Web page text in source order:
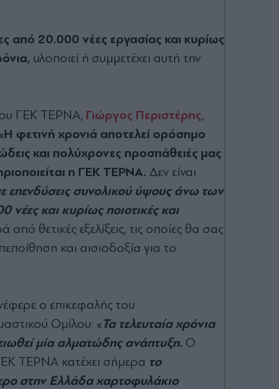
από 20.000 νέες εργασίας και κυρίως
υλοποιεί ή συμμετέχει αυτή την
ΓΕΚ ΤΕΡΝΑ, Γιώργος Περιστέρης,
Η φετινή χρονιά αποτελεί ορόσημο
και πολύχρονες προσπάθειές μας
η ΓΕΚ ΤΕΡΝΑ. Δεν είναι
επενδύσεις συνολικού ύψους άνω των
και κυρίως ποιοτικές και
από θετικές εξελίξεις, τις οποίες θα σας
και αισιοδοξία για το
ο επικεφαλής του
Ομίλου: «Τα τελευταία χρόνια
μία αλματώδης ανάπτυξη. Ο
ΤΕΡΝΑ κατέχει σήμερα το
στην Ελλάδα χαρτοφυλάκιο